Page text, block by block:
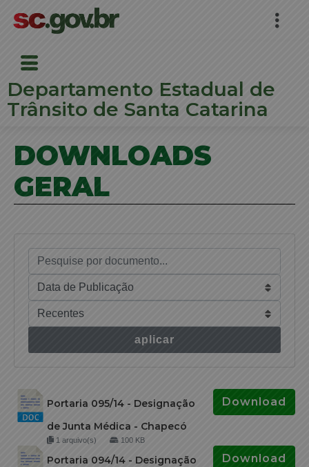
Departamento Estadual de
Trânsito de Santa Catarina
DOWNLOADS
GERAL
aplicar
Portaria 095/14 - Designação
de Junta Médica - Chapecó
1 arquivo(s) 100 KB
Download
Portaria 094/14 - Designação
Download